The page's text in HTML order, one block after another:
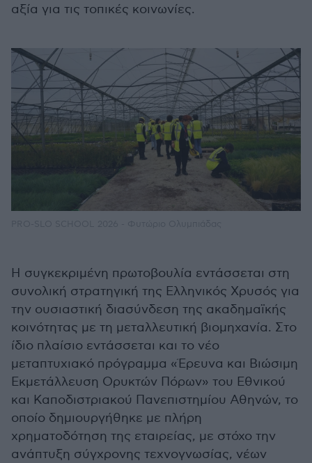
αξία για τις τοπικές κοινωνίες.
Η συγκεκριμένη πρωτοβουλία εντάσσεται στη
συνολική στρατηγική της Ελληνικός Χρυσός για
την ουσιαστική διασύνδεση της ακαδημαϊκής
κοινότητας με τη μεταλλευτική βιομηχανία. Στο
ίδιο πλαίσιο εντάσσεται και το νέο
μεταπτυχιακό πρόγραμμα «Έρευνα και Βιώσιμη
Εκμετάλλευση Ορυκτών Πόρων» του Εθνικού
και Καποδιστριακού Πανεπιστημίου Αθηνών, το
οποίο δημιουργήθηκε με πλήρη
χρηματοδότηση της εταιρείας, με στόχο την
ανάπτυξη σύγχρονης τεχνογνωσίας, νέων